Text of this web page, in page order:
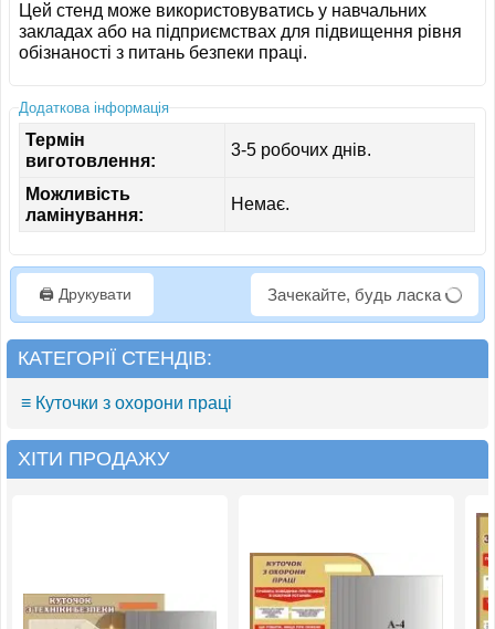
Цей стенд може використовуватись у навчальних
закладах або на підприємствах для підвищення рівня
обізнаності з питань безпеки праці.
Додаткова інформація
Термін
виготовлення:
3-5 робочих днів.
Можливість
ламінування:
Немає.
🖨️ Друкувати Зачекайте, будь ласка
КАТЕГОРІЇ СТЕНДІВ:
≡ Куточки з охорони праці
ХІТИ ПРОДАЖУ